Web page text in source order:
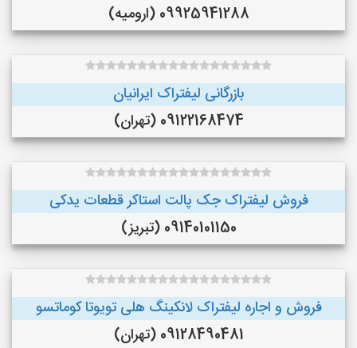
09925941288 (ارومیه)
بازرگانی لیفتراک ایرانیان
09122168474 (تهران)
فروش لیفتراک جک پالت استاکر قطعات یدکی
09140101150 (تبریز)
فروش و اجاره لیفتراک لانکینگ هلی تویوتا کوماتسو
09128490481 (تهران)